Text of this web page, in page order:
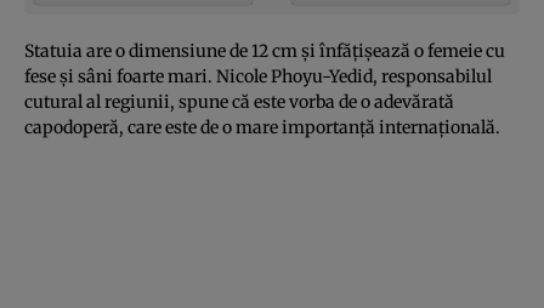
Statuia are o dimensiune de 12 cm şi înfăţişează o femeie cu
fese şi sâni foarte mari. Nicole Phoyu-Yedid, responsabilul
cutural al regiunii, spune că este vorba de o adevărată
capodoperă, care este de o mare importanţă internaţională.